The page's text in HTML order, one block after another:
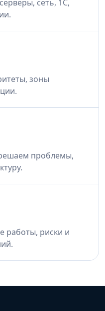
сеть, 1С,
зоны
проблемы,
работы, риски и